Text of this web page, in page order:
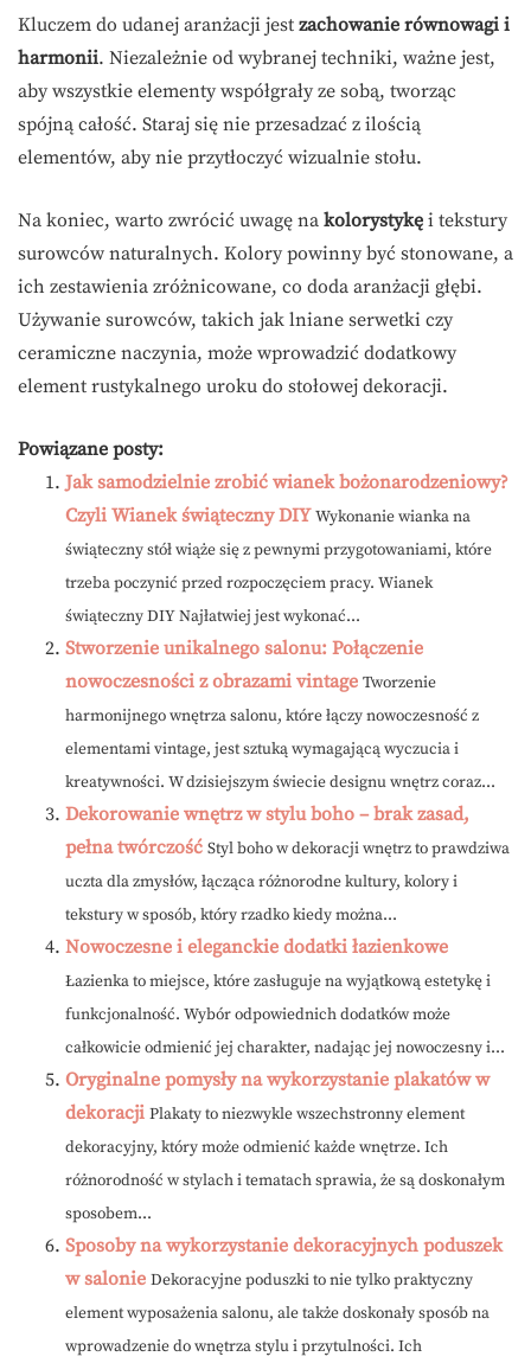
Kluczem do udanej aranżacji jest zachowanie równowagi i
harmonii. Niezależnie od wybranej techniki, ważne jest,
aby wszystkie elementy współgrały ze sobą, tworząc
spójną całość. Staraj się nie przesadzać z ilością
elementów, aby nie przytłoczyć wizualnie stołu.
Na koniec, warto zwrócić uwagę na kolorystykę i tekstury
surowców naturalnych. Kolory powinny być stonowane, a
ich zestawienia zróżnicowane, co doda aranżacji głębi.
Używanie surowców, takich jak lniane serwetki czy
ceramiczne naczynia, może wprowadzić dodatkowy
element rustykalnego uroku do stołowej dekoracji.
Powiązane posty:
Jak samodzielnie zrobić wianek bożonarodzeniowy?
Czyli Wianek świąteczny DIY Wykonanie wianka na
świąteczny stół wiąże się z pewnymi przygotowaniami, które
trzeba poczynić przed rozpoczęciem pracy. Wianek
świąteczny DIY Najłatwiej jest wykonać...
Stworzenie unikalnego salonu: Połączenie
nowoczesności z obrazami vintage Tworzenie
harmonijnego wnętrza salonu, które łączy nowoczesność z
elementami vintage, jest sztuką wymagającą wyczucia i
kreatywności. W dzisiejszym świecie designu wnętrz coraz...
Dekorowanie wnętrz w stylu boho – brak zasad,
pełna twórczość Styl boho w dekoracji wnętrz to prawdziwa
uczta dla zmysłów, łącząca różnorodne kultury, kolory i
tekstury w sposób, który rzadko kiedy można...
Nowoczesne i eleganckie dodatki łazienkowe
Łazienka to miejsce, które zasługuje na wyjątkową estetykę i
funkcjonalność. Wybór odpowiednich dodatków może
całkowicie odmienić jej charakter, nadając jej nowoczesny i...
Oryginalne pomysły na wykorzystanie plakatów w
dekoracji Plakaty to niezwykle wszechstronny element
dekoracyjny, który może odmienić każde wnętrze. Ich
różnorodność w stylach i tematach sprawia, że są doskonałym
sposobem...
Sposoby na wykorzystanie dekoracyjnych poduszek
w salonie Dekoracyjne poduszki to nie tylko praktyczny
element wyposażenia salonu, ale także doskonały sposób na
wprowadzenie do wnętrza stylu i przytulności. Ich